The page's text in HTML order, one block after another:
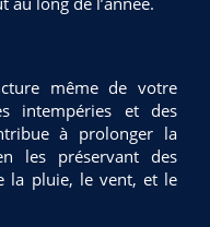
même de votre
intempéries et des
à prolonger la
les préservant des
la pluie, le vent, et le